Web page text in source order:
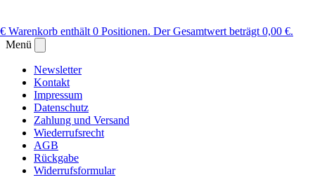
Warenkorb enthält 0 Positionen. Der Gesamtwert beträgt 0,00 €.
Menü
Newsletter
Kontakt
Impressum
Datenschutz
Zahlung und Versand
Wiederrufsrecht
AGB
Rückgabe
Widerrufsformular